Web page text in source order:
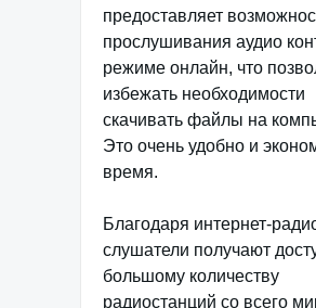
предоставляет
прослушивания аудио
режиме онлайн, что
избежать необходимости
скачивать файлы на
Это очень удобно и
время.
Благодаря интернет-
слушатели получают
большому количеству
радиостанций со всего